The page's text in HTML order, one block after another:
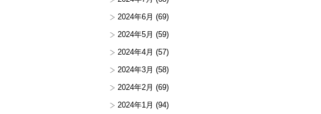
2024年6月 (69)
2024年5月 (59)
2024年4月 (57)
2024年3月 (58)
2024年2月 (69)
2024年1月 (94)